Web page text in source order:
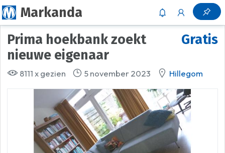
Markanda
Gratis
Prima hoekbank zoekt
nieuwe eigenaar
8111 x gezien 5 november 2023 Hillegom